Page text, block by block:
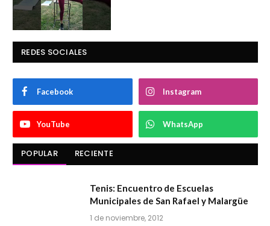
REDES SOCIALES
Facebook Instagram
YouTube WhatsApp
POPULAR RECIENTE
Tenis: Encuentro de Escuelas
Municipales de San Rafael y Malargüe
1 de noviembre, 2012